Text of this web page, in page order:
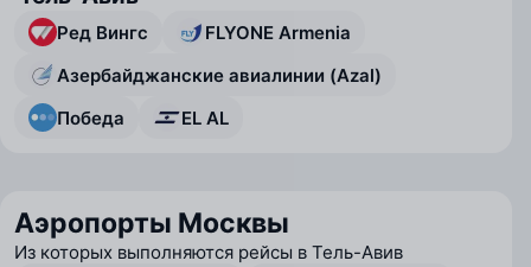
Ред Вингс
FLYONE Armenia
Азербайджанские авиалинии (Azal)
Победа
EL AL
Аэропорты Москвы
Из которых выполняются рейсы в Тель-Авив